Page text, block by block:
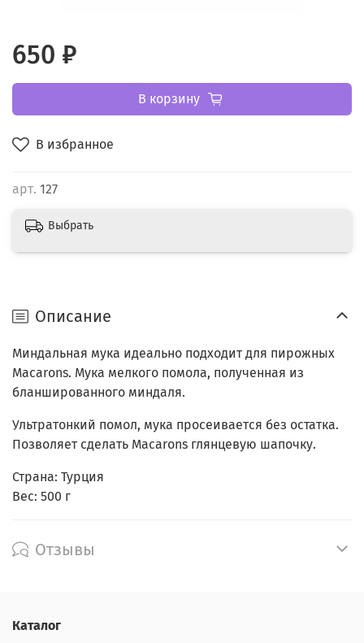
В избранное
арт. 127
650 ₽
В корзину
Выбрать
Описание
Миндальная мука идеально подходит для пирожных
Macarons. Мука мелкого помола, полученная из
бланшированного миндаля.
Ультратонкий помол, мука просеивается без остатка.
Позволяет сделать Macarons глянцевую шапочку.
Страна: Турция
Вес: 500 г
Отзывы
Каталог